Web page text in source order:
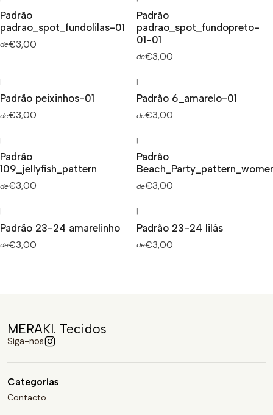
Padrão
padrao_spot_fundolilas-01
de€3,00
Padrão
padrao_spot_fundopreto-
01-01
de€3,00
|
Padrão peixinhos-01
de€3,00
|
Padrão 6_amarelo-01
de€3,00
|
Padrão
109_jellyfish_pattern
de€3,00
|
Padrão
de€3,00
|
Padrão 23-24 amarelinho
de€3,00
|
Padrão 23-24 lilás
de€3,00
MERAKI. Tecidos
Siga-nos
Categorias
Contacto